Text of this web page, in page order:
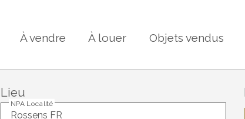
À vendre À louer Objets vendus
Lieu
NPA Localité